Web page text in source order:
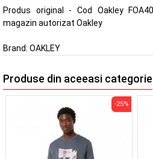
Produs original - Cod Oakley
magazin autorizat Oakley
Brand: OAKLEY
Produse din aceeasi categorie
-25%